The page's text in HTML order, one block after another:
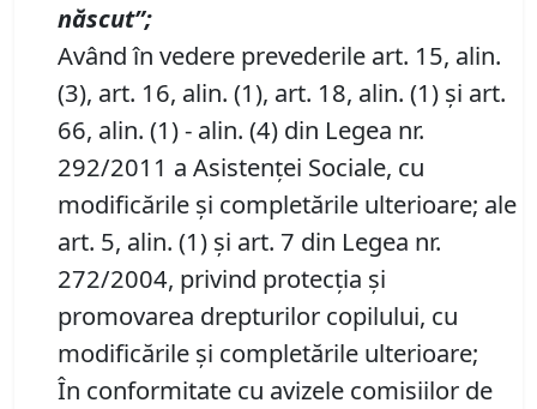
născut”;
Având în vedere prevederile art. 15, alin.
(3), art. 16, alin. (1), art. 18, alin. (1) şi art.
66, alin. (1) - alin. (4) din Legea nr.
292/2011 a Asistenţei Sociale, cu
modificările şi completările ulterioare; ale
art. 5, alin. (1) şi art. 7 din Legea nr.
272/2004, privind protecţia şi
promovarea drepturilor copilului, cu
modificările şi completările ulterioare;
În conformitate cu avizele comisiilor de